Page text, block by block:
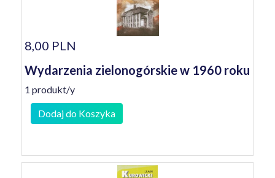
8,00 PLN
Wydarzenia zielonogórskie w 1960 roku
1 produkt/y
Dodaj do Koszyka